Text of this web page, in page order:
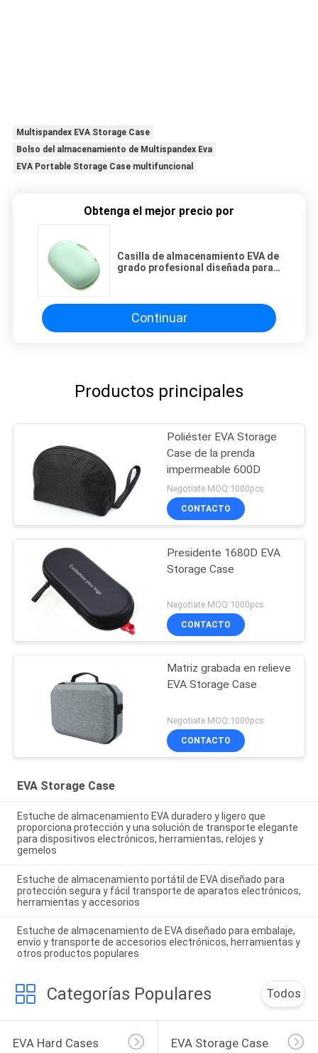
Multispandex EVA Storage Case
Bolso del almacenamiento de Multispandex Eva
EVA Portable Storage Case multifuncional
Obtenga el mejor precio por
Casilla de almacenamiento EVA de
grado profesional diseñada para
organización
Continuar
Productos principales
Poliéster EVA Storage
Case de la prenda
impermeable 600D
Negotiate MOQ:1000pcs
CONTACTO
Presidente 1680D EVA
Storage Case
Negotiate MOQ:1000pcs
CONTACTO
Matriz grabada en relieve
EVA Storage Case
Negotiate MOQ:1000pcs
CONTACTO
EVA Storage Case
Estuche de almacenamiento EVA duradero y ligero que
proporciona protección y una solución de transporte elegante
para dispositivos electrónicos, herramientas, relojes y
gemelos
Estuche de almacenamiento portátil de EVA diseñado para
protección segura y fácil transporte de aparatos electrónicos,
herramientas y accesorios
Estuche de almacenamiento de EVA diseñado para embalaje,
envío y transporte de accesorios electrónicos, herramientas y
otros productos populares
Categorías Populares Todos
EVA Hard Cases EVA Storage Case